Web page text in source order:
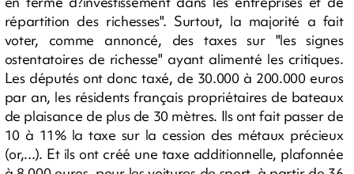
répartition des richesses". Surtout, la majorité a fait
voter, comme annoncé, des taxes sur "les signes
ostentatoires de richesse" ayant alimenté les critiques.
Les députés ont donc taxé, de 30.000 à 200.000 euros
par an, les résidents français propriétaires de bateaux
de plaisance de plus de 30 mètres. Ils ont fait passer de
10 à 11% la taxe sur la cession des métaux précieux
(or,...). Et ils ont créé une taxe additionnelle, plafonnée